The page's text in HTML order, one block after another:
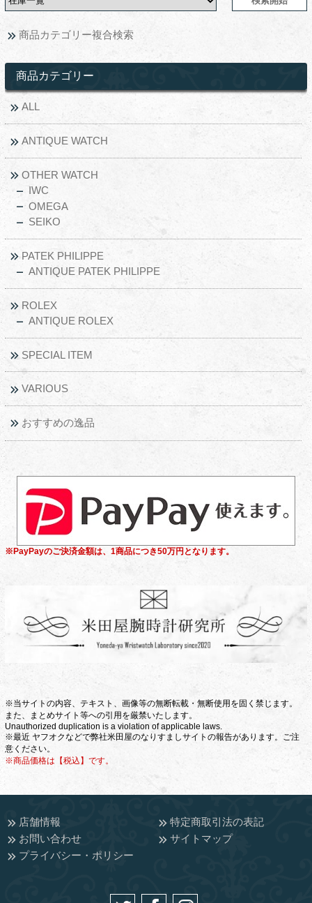
商品カテゴリー複合検索
商品カテゴリー
ALL
ANTIQUE WATCH
OTHER WATCH
IWC
OMEGA
SEIKO
PATEK PHILIPPE
ANTIQUE PATEK PHILIPPE
ROLEX
ANTIQUE ROLEX
SPECIAL ITEM
VARIOUS
おすすめの逸品
※PayPayのご決済金額は、1商品につき50万円となります。
※当サイトの内容、テキスト、画像等の無断転載・無断使用を固く禁じます。
また、まとめサイト等への引用を厳禁いたします。
Unauthorized duplication is a violation of applicable laws.
※最近 ヤフオクなどで弊社米田屋のなりすましサイトの報告があります。ご注
意ください。
※商品価格は【税込】です。
店舗情報
特定商取引法の表記
お問い合わせ
サイトマップ
プライバシー・ポリシー